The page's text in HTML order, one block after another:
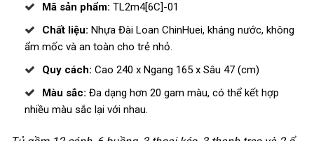
Mã sản phẩm: TL2m4[6C]-01
Chất liệu: Nhựa Đài Loan ChinHuei, kháng nước, không
ẩm mốc và an toàn cho trẻ nhỏ.
Quy cách: Cao 240 x Ngang 165 x Sâu 47 (cm)
Màu sắc: Đa dạng hơn 20 gam màu, có thể kết hợp
nhiều màu sắc lại với nhau.